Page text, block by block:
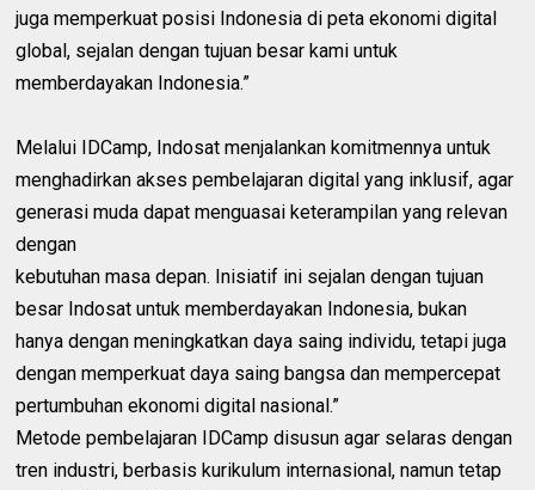
juga memperkuat posisi Indonesia di peta ekonomi digital
global, sejalan dengan tujuan besar kami untuk
memberdayakan Indonesia.”
Melalui IDCamp, Indosat menjalankan komitmennya untuk
menghadirkan akses pembelajaran digital yang inklusif, agar
generasi muda dapat menguasai keterampilan yang relevan
dengan
‎kebutuhan masa depan. Inisiatif ini sejalan dengan tujuan
besar Indosat untuk memberdayakan Indonesia, bukan
hanya dengan meningkatkan daya saing individu, tetapi juga
dengan memperkuat daya saing bangsa dan mempercepat
pertumbuhan ekonomi digital nasional.”
‎Metode pembelajaran IDCamp disusun agar selaras dengan
tren industri, berbasis kurikulum internasional, namun tetap